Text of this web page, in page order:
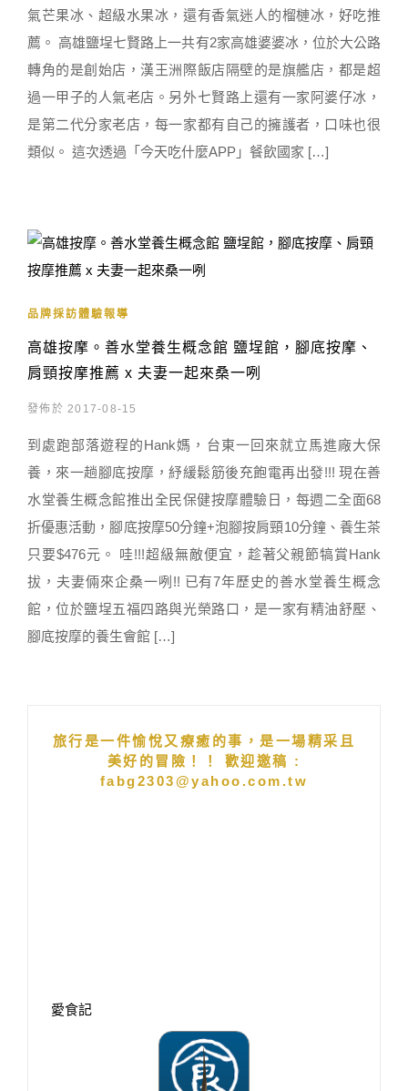
氣芒果冰、超級水果冰，還有香氣迷人的榴槤冰，好吃推
薦。 高雄鹽埕七賢路上一共有2家高雄婆婆冰，位於大公路
轉角的是創始店，漢王洲際飯店隔壁的是旗艦店，都是超
過一甲子的人氣老店。另外七賢路上還有一家阿婆仔冰，
是第二代分家老店，每一家都有自己的擁護者，口味也很
類似。 這次透過「今天吃什麼APP」餐飲國家 […]
品牌採訪體驗報導
高雄按摩。善水堂養生概念館 鹽埕館，腳底按摩、
肩頸按摩推薦 x 夫妻一起來桑一咧
發佈於 2017-08-15
到處跑部落遊程的Hank媽，台東一回來就立馬進廠大保
養，來一趟腳底按摩，紓緩鬆筋後充飽電再出發!!! 現在善
水堂養生概念館推出全民保健按摩體驗日，每週二全面68
折優惠活動，腳底按摩50分鐘+泡腳按肩頸10分鐘、養生茶
只要$476元。 哇!!!超級無敵便宜，趁著父親節犒賞Hank
拔，夫妻倆來企桑一咧!! 已有7年歷史的善水堂養生概念
館，位於鹽埕五福四路與光榮路口，是一家有精油舒壓、
腳底按摩的養生會館 […]
旅行是一件愉悅又療癒的事，是一場精采且
美好的冒險！！ 歡迎邀稿 :
fabg2303@yahoo.com.tw
愛食記